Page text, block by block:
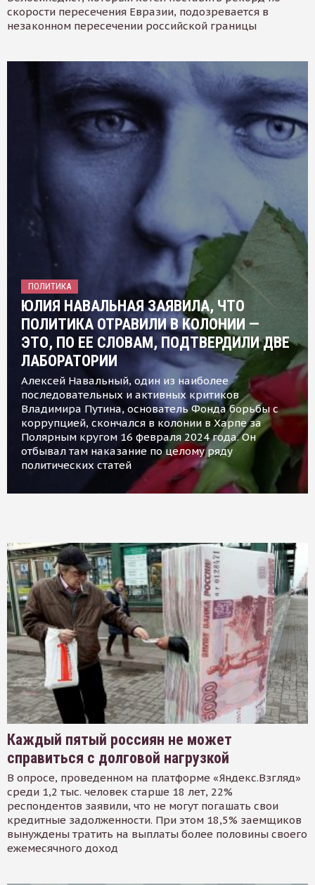
скорости пересечения Евразии, подозревается в
незаконном пересечении российской границы
ПОЛИТИКА
ЮЛИЯ НАВАЛЬНАЯ ЗАЯВИЛА, ЧТО
ПОЛИТИКА ОТРАВИЛИ В КОЛОНИИ —
ЭТО, ПО ЕЕ СЛОВАМ, ПОДТВЕРДИЛИ ДВЕ
ЛАБОРАТОРИИ
Алексей Навальный, один из наиболее
последовательных и активных критиков
Владимира Путина, основатель Фонда борьбы с
коррупцией, скончался в колонии в Харпе за
Полярным кругом 16 февраля 2024 года. Он
отбывал там наказание по целому ряду
политических статей
Каждый пятый россиян не может
справиться с долговой нагрузкой
В опросе, проведенном на платформе «Яндекс.Взгляд»
среди 1,2 тыс. человек старше 18 лет, 22%
респондентов заявили, что не могут погашать свои
кредитные задолженности. При этом 18,5% заемщиков
вынуждены тратить на выплаты более половины своего
ежемесячного доход